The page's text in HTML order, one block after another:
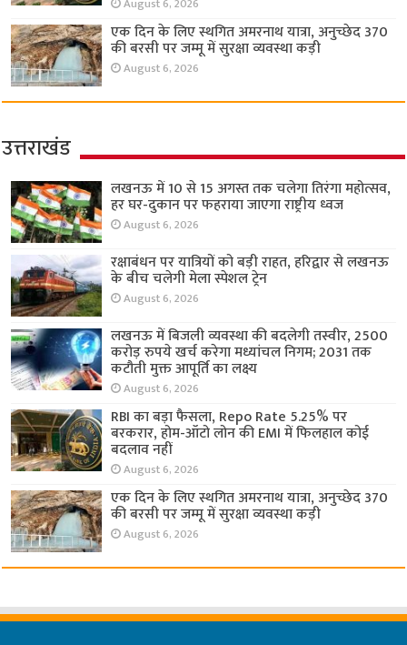
August 6, 2026
एक दिन के लिए स्थगित अमरनाथ यात्रा, अनुच्छेद 370
की बरसी पर जम्मू में सुरक्षा व्यवस्था कड़ी
August 6, 2026
उत्तराखंड
लखनऊ में 10 से 15 अगस्त तक चलेगा तिरंगा महोत्सव,
हर घर-दुकान पर फहराया जाएगा राष्ट्रीय ध्वज
August 6, 2026
रक्षाबंधन पर यात्रियों को बड़ी राहत, हरिद्वार से लखनऊ
के बीच चलेगी मेला स्पेशल ट्रेन
August 6, 2026
लखनऊ में बिजली व्यवस्था की बदलेगी तस्वीर, 2500
करोड़ रुपये खर्च करेगा मध्यांचल निगम; 2031 तक
कटौती मुक्त आपूर्ति का लक्ष्य
August 6, 2026
RBI का बड़ा फैसला, Repo Rate 5.25% पर
बरकरार, होम-ऑटो लोन की EMI में फिलहाल कोई
बदलाव नहीं
August 6, 2026
एक दिन के लिए स्थगित अमरनाथ यात्रा, अनुच्छेद 370
की बरसी पर जम्मू में सुरक्षा व्यवस्था कड़ी
August 6, 2026